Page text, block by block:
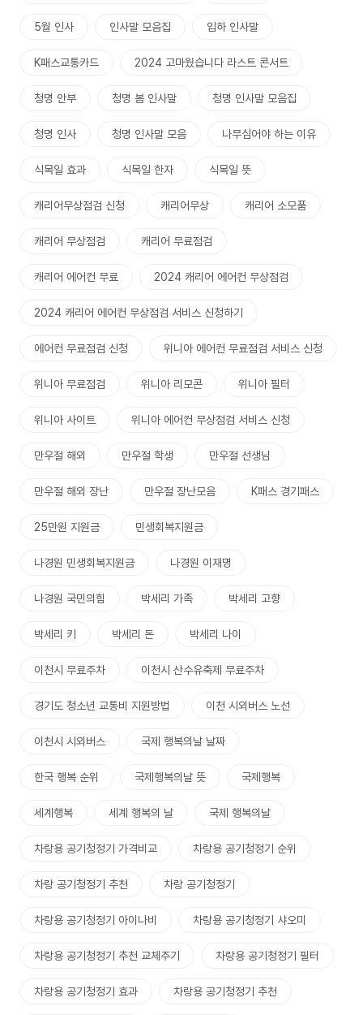
5월 인사 인사말 모음집 입하 인사말
K패스교통카드 2024 고마웠습니다 라스트 콘서트
청명 안부 청명 봄 인사말 청명 인사말 모음집
청명 인사 청명 인사말 모음 나무심어야 하는 이유
식목일 효과 식목일 한자 식목일 뜻
캐리어무상점검 신청 캐리어무상 캐리어 소모품
캐리어 무상점검 캐리어 무료점검
캐리어 에어컨 무료 2024 캐리어 에어컨 무상점검
2024 캐리어 에어컨 무상점검 서비스 신청하기
에어컨 무료점검 신청 위니아 에어컨 무료점검 서비스 신청
위니아 무료점검 위니아 리모콘 위니아 필터
위니아 사이트 위니아 에어컨 무상점검 서비스 신청
만우절 해외 만우절 학생 만우절 선생님
만우절 해외 장난 만우절 장난모음 K패스 경기패스
25만원 지원금 민생회복지원금
나경원 민생회복지원금 나경원 이재명
나경원 국민의힘 박세리 가족 박세리 고향
박세리 키 박세리 돈 박세리 나이
이천시 무료주차 이천시 산수유축제 무료주차
경기도 청소년 교통비 지원방법 이천 시외버스 노선
이천시 시외버스 국제 행복의날 날짜
한국 행복 순위 국제행복의날 뜻 국제행복
세계행복 세계 행복의 날 국제 행복의날
차랑용 공기청정기 가격비교 차랑용 공기청정기 순위
차랑 공기청정기 추천 차랑 공기청정기
차랑용 공기청정기 아이나비 차랑용 공기청정기 샤오미
차랑용 공기청정기 추천 교체주기 차랑용 공기청정기 필터
차랑용 공기청정기 효과 차랑용 공기청정기 추천